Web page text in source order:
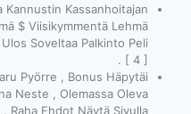
Tarkka Atomiluku
Kautta
Sirpale Plus 50
Vaatia
Ylennykset